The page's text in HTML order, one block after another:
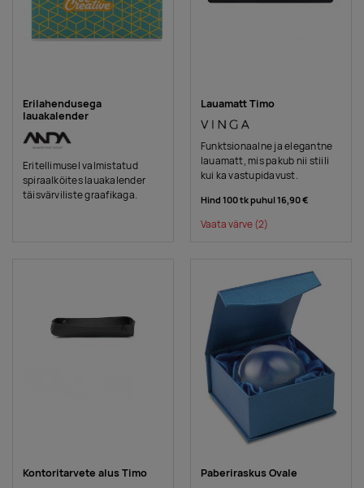
Erilahendusega
lauakalender
Eritellimusel valmistatud
spiraalköites lauakalender
täisvärviliste graafikaga.
Lauamatt Timo
Funktsionaalne ja elegantne
lauamatt, mis pakub nii stiili
kui ka vastupidavust.
Hind 100 tk puhul16,90 €
Vaata värve(2)
Kontoritarvete alus Timo Paberiraskus Ovale